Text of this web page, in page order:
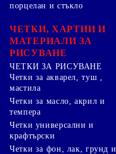
порцелан и стъкло
ЧЕТКИ, ХАРТИИ И
МАТЕРИАЛИ ЗА
РИСУВАНЕ
ЧЕТКИ ЗА РИСУВАНЕ
Четки за акварел, туш ,
мастила
Четки за масло, акрил и
темпера
Четки универсални и
крафтърски
Четки за фон, лак, грунд и